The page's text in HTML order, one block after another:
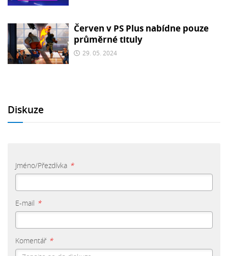
Červen v PS Plus nabídne pouze
průměrné tituly
29. 05. 2024
Diskuze
Jméno/Přezdívka *
E-mail *
Komentář *